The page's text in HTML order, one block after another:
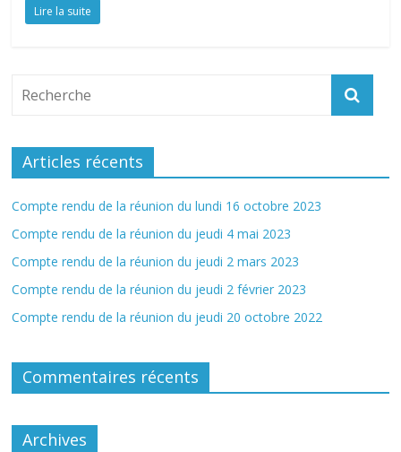
Fédération
Vendée
(85)
Lire la suite
Articles récents
Compte rendu de la réunion du lundi 16 octobre 2023
Compte rendu de la réunion du jeudi 4 mai 2023
Compte rendu de la réunion du jeudi 2 mars 2023
Compte rendu de la réunion du jeudi 2 février 2023
Compte rendu de la réunion du jeudi 20 octobre 2022
Commentaires récents
Archives